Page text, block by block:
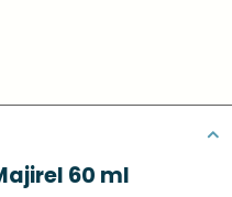
60 ml